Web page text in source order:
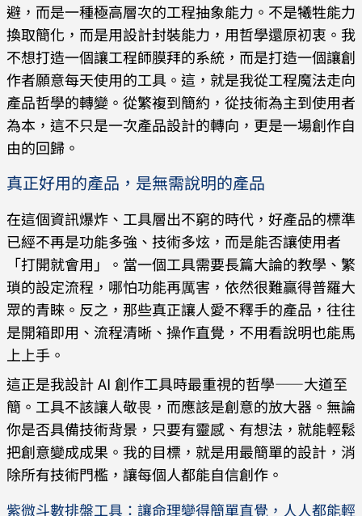
避，而是一種極高層次的工程抽象能力。不是犧牲能力
換取簡化，而是用設計封裝能力，用哲學還原初衷。我
不想打造一個讓工程師膜拜的系統，而是打造一個讓創
作者願意每天使用的工具。這，就是我從工程魔法走向
產品哲學的轉變。從繁複到簡約，從技術為主到使用者
為本，這不只是一次產品設計的轉向，更是一場創作自
由的回歸。
真正好用的產品，是無需說明的產品
在這個資訊爆炸、工具層出不窮的時代，好產品的標準
已經不再是功能多強、技術多炫，而是能否讓使用者
「打開就會用」。當一個工具需要長篇大論的教學、繁
瑣的設定流程，哪怕功能再厲害，依然很難贏得普羅大
眾的青睞。反之，那些真正讓人愛不釋手的產品，往往
是開箱即用、流程清晰、操作直覺，不用看說明也能馬
上上手。
這正是我設計 AI 創作工具時最重視的哲學——大道至
簡。工具不該讓人敬畏，而應該是創意的放大器。無論
你是否具備技術背景，只要有靈感、有想法，就能輕鬆
把創意變成成果。我的目標，就是用最簡單的設計，消
除所有技術門檻，讓每個人都能自信創作。
紫微斗數排盤工具：讓命理變得簡單直覺，人人都能輕